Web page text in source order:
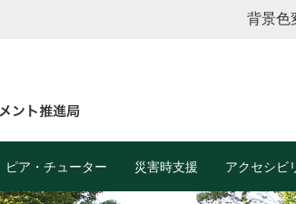
背景色
ピア・チューター 災害時支援 アクセシビ